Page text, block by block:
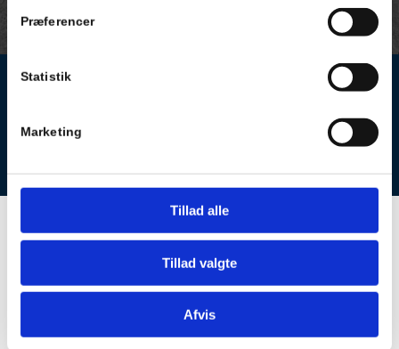
Præferencer
Statistik
Marketing
Tillad alle
Tillad valgte
Afvis
En camping­plads i naturskønne